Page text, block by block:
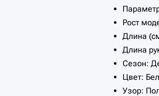
Рост
Длина
Длина
Сезон:
Цвет:
Узор: